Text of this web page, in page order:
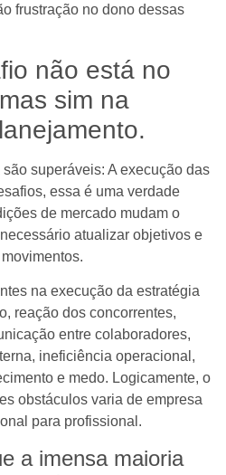
frustração no dono dessas
não está no
sim na
superáveis: A execução das
essa é uma verdade
de mercado mudam o
atualizar objetivos e
na execução da estratégia
reação dos concorrentes,
entre colaboradores,
ineficiência operacional,
e medo. Logicamente, o
obstáculos varia de empresa
para profissional.
a imensa maioria